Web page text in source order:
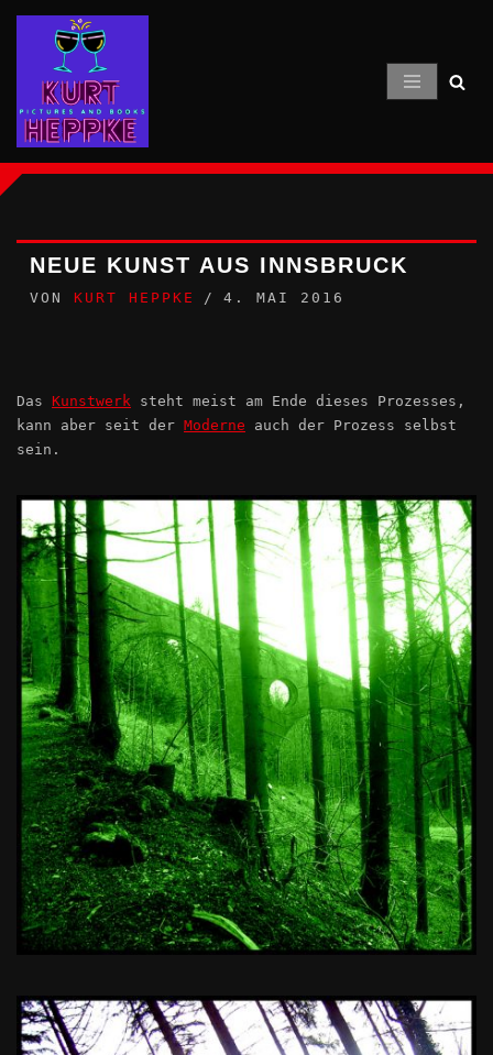
Inhalt
springen
NEUE KUNST AUS INNSBRUCK
VON KURT HEPPKE 4. MAI 2016
Das Kunstwerk steht meist am Ende dieses Prozesses,
kann aber seit der Moderne auch der Prozess selbst
sein.